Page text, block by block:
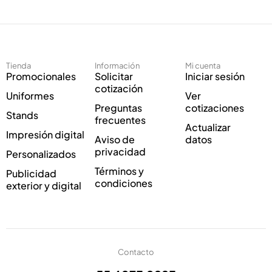
c
ó
n
c
o
c
n
i
c
o
*
Tienda
Promocionales
Uniformes
Stands
Impresión digital
Personalizados
Publicidad
exterior y digital
Información
Solicitar
cotización
Preguntas
frecuentes
Aviso de
privacidad
Términos y
condiciones
Mi cuenta
Iniciar sesión
Ver
cotizaciones
Actualizar
datos
Contacto